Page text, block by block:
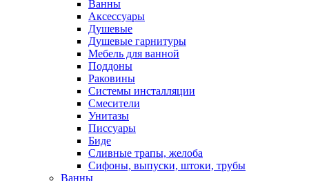
Ванны
Аксессуары
Душевые
Душевые гарнитуры
Мебель для ванной
Поддоны
Раковины
Системы инсталляции
Смесители
Унитазы
Писсуары
Биде
Сливные трапы, желоба
Сифоны, выпуски, штоки, трубы
Ванны